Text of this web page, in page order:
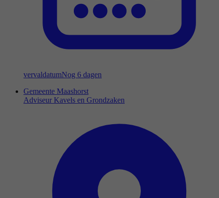
vervaldatumNog 6 dagen
Gemeente Maashorst
Adviseur Kavels en Grondzaken